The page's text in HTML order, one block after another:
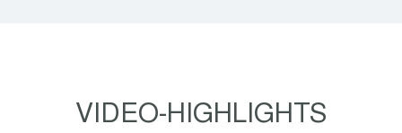
VIDEO-HIGHLIGHTS